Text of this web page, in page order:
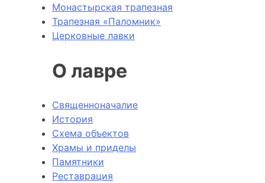
Монастырская трапезная
Трапезная «Паломник»
Церковные лавки
О лавре
Священноначалие
История
Схема объектов
Храмы и приделы
Памятники
Реставрация